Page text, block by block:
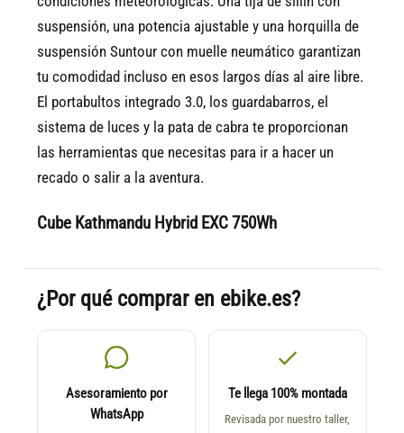
suspensión, una potencia ajustable y una horquilla de
suspensión Suntour con muelle neumático garantizan
tu comodidad incluso en esos largos días al aire libre.
El portabultos integrado 3.0, los guardabarros, el
sistema de luces y la pata de cabra te proporcionan
las herramientas que necesitas para ir a hacer un
recado o salir a la aventura.
Cube Kathmandu Hybrid EXC 750Wh
¿Por qué comprar en ebike.es?
Asesoramiento por
WhatsApp
Te llega 100% montada
Revisada por nuestro taller,